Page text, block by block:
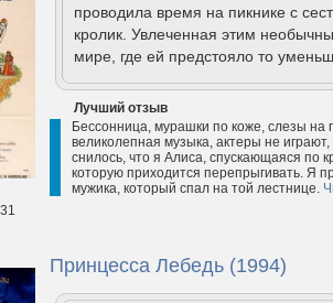
проводила время на пикнике с
кролик. Увлеченная этим
мире, где ей предстояло то
Лучший отзыв
Бессонница, мурашки по коже, слезы
великолепная музыка, актеры не
снилось, что я Алиса, спускающаяся по
которую приходится перепрыгивать. Я
мужика, который спал на той лестнице.
Принцесса Лебедь (1994)